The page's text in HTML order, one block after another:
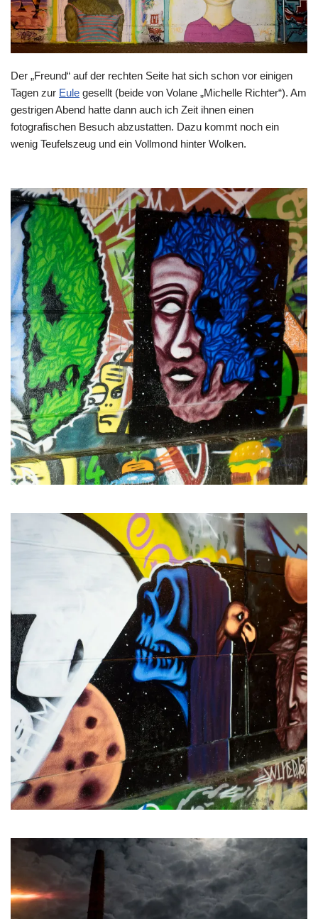
Der „Freund“ auf der rechten Seite hat sich schon vor einigen
Tagen zur Eule gesellt (beide von Volane „Michelle Richter“). Am
gestrigen Abend hatte dann auch ich Zeit ihnen einen
fotografischen Besuch abzustatten. Dazu kommt noch ein
wenig Teufelszeug und ein Vollmond hinter Wolken.